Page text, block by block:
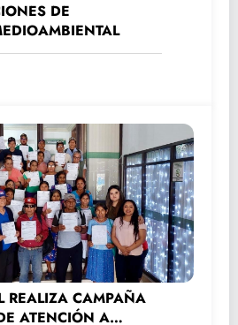
DE
REALIZA CAMPAÑA
ATENCIÓN A